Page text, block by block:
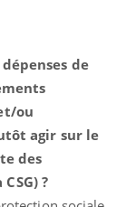
de
ou
agir sur le
des
?